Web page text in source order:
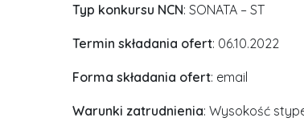
Typ konkursu NCN: SONATA – ST
Termin składania ofert: 06.10.2022
Forma składania ofert: email
Warunki zatrudnienia: Wysokość